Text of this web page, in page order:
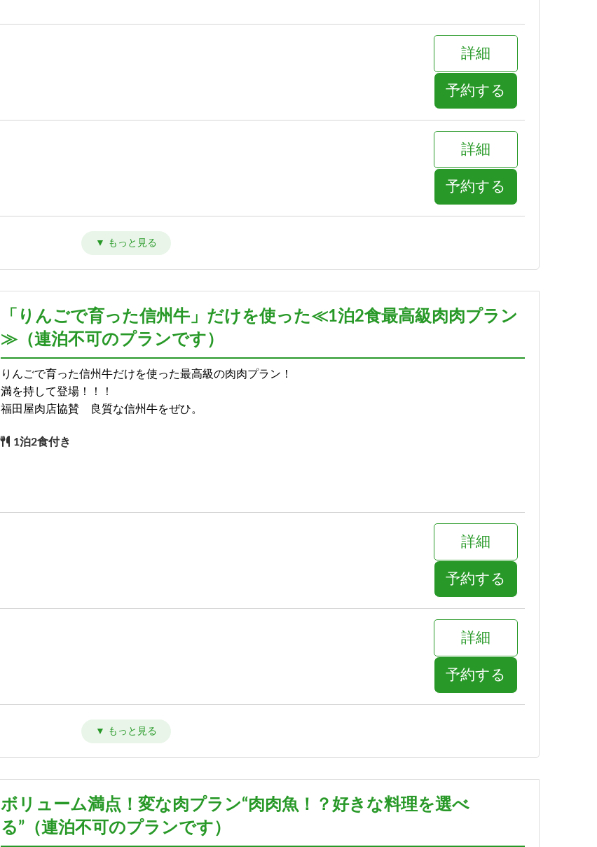
詳細
予約する
詳細
予約する
「りんごで育った信州牛」だけを使った≪1泊2食最高級肉肉プラン
≫（連泊不可のプランです）
りんごで育った信州牛だけを使った最高級の肉肉プラン！
満を持して登場！！！
福田屋肉店協賛 良質な信州牛をぜひ。
1泊2食付き
詳細
予約する
詳細
予約する
ボリューム満点！変な肉プラン“肉肉魚！？好きな料理を選べ
る”（連泊不可のプランです）